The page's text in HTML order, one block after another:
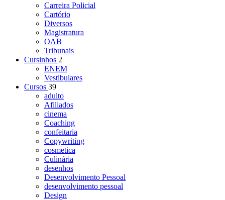
Carreira Policial
Cartório
Diversos
Magistratura
OAB
Tribunais
Cursinhos 2
ENEM
Vestibulares
Cursos 39
adulto
Afiliados
cinema
Coaching
confeitaria
Copywriting
cosmetica
Culinária
desenhos
Desenvolvimento Pessoal
desenvolvimento pessoal
Design